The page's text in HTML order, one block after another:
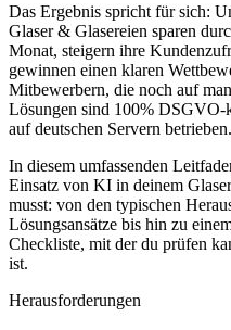
Das Ergebnis spricht für sich:
Glaser & Glasereien sparen
Monat, steigern ihre
gewinnen einen klaren
Mitbewerbern, die noch auf
Lösungen sind 100% DSGVO-
auf deutschen Servern betrieben.
In diesem umfassenden
Einsatz von KI in deinem
musst: von den typischen
Lösungsansätze bis hin zu
Checkliste, mit der du prüfen
ist.
Herausforderungen